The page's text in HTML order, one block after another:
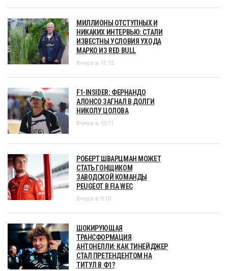
МИЛЛИОНЫ ОТСТУПНЫХ И
НИКАКИХ ИНТЕРВЬЮ: СТАЛИ
ИЗВЕСТНЫ УСЛОВИЯ УХОДА
МАРКО ИЗ RED BULL
Вчера в 11:12
F1-INSIDER: ФЕРНАНДО
АЛОНСО ЗАГНАЛ В ДОЛГИ
НИКОЛУ ЦОЛОВА
Вчера в 10:11
РОБЕРТ ШВАРЦМАН МОЖЕТ
СТАТЬ ГОНЩИКОМ
ЗАВОДСКОЙ КОМАНДЫ
PEUGEOT В FIA WEC
Вчера в 9:10
ШОКИРУЮЩАЯ
ТРАНСФОРМАЦИЯ
АНТОНЕЛЛИ: КАК ТИНЕЙДЖЕР
СТАЛ ПРЕТЕНДЕНТОМ НА
ТИТУЛ В Ф1?